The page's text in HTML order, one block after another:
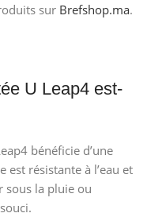
sur Brefshop.ma.
U Leap4 est-
bénéficie d’une
est résistante à l’eau et
sous la pluie ou